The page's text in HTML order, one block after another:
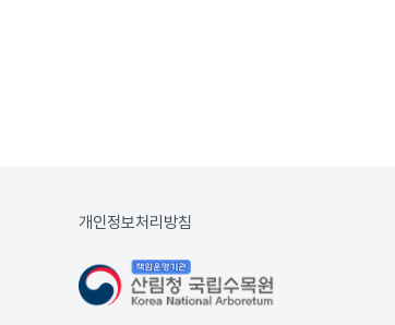
개인정보처리방침